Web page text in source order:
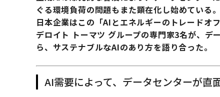
ぐる環境負荷の問題もまた顕在化し始めている。
日本企業はこの「AIとエネルギーのトレードオ
デロイト トーマツ グループの専門家3名が、デ
ら、サステナブルなAIのあり方を語り合った。
AI需要によって、データセンターが直